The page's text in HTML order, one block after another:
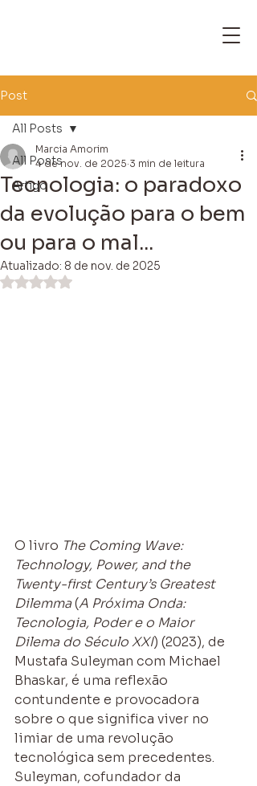
Post
All Posts
Artigo
All Posts
Tecnologia: o paradoxo
da evolução para o bem
ou para o mal...
Marcia Amorim
4 de nov. de 2025 3 min de leitura
Atualizado: 8 de nov. de 2025
Avaliado com NaN de 5 estrelas.
O livro The Coming Wave:
Technology, Power, and the
Twenty-first Century’s Greatest
Dilemma (A Próxima Onda:
Tecnologia, Poder e o Maior
Dilema do Século XXI) (2023), de
Mustafa Suleyman com Michael
Bhaskar, é uma reflexão
contundente e provocadora
sobre o que significa viver no
limiar de uma revolução
tecnológica sem precedentes.
Suleyman, cofundador da